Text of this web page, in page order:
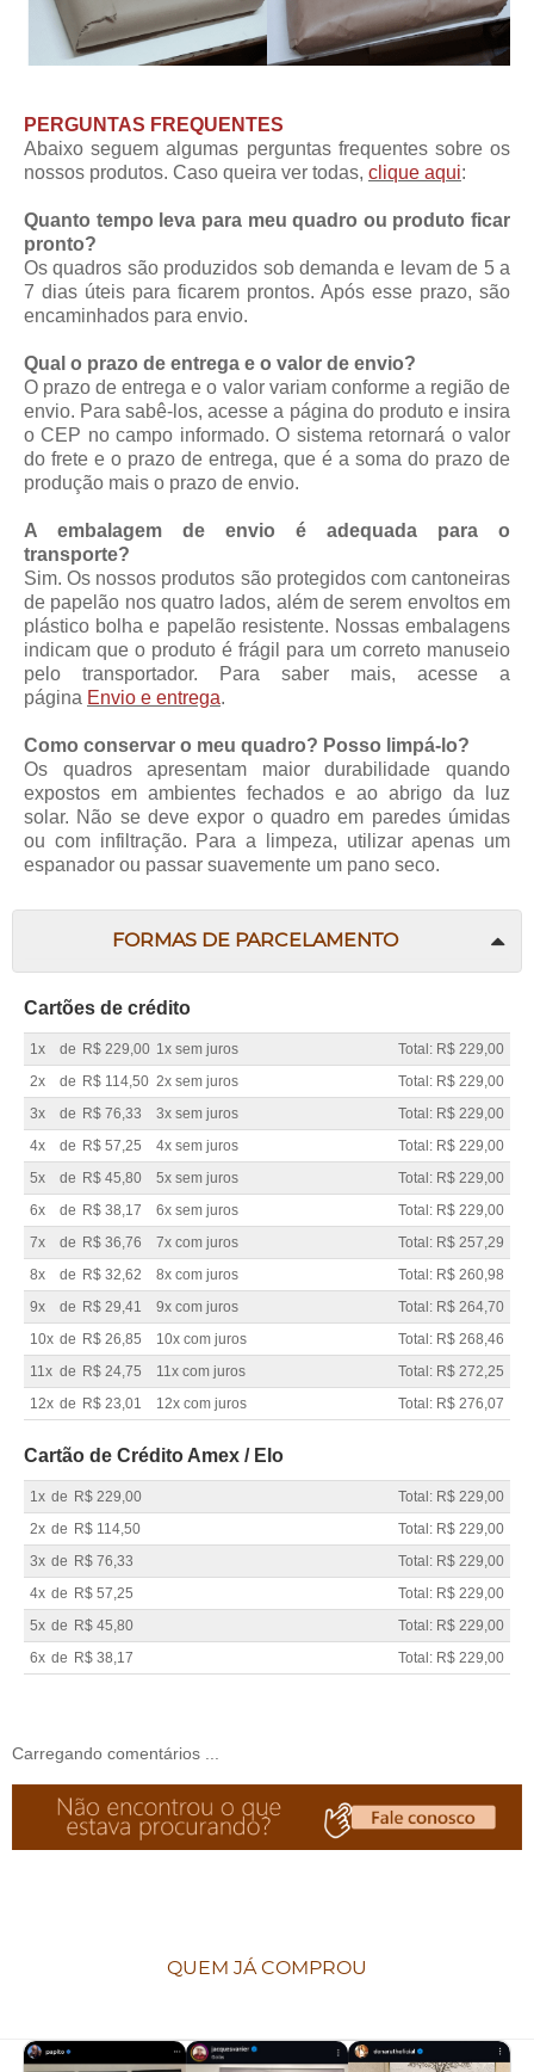
PERGUNTAS FREQUENTES
Abaixo seguem algumas perguntas frequentes sobre os
nossos produtos. Caso queira ver todas, clique aqui:
Quanto tempo leva para meu quadro ou produto ficar
pronto?
Os quadros são produzidos sob demanda e levam de 5 a
7 dias úteis para ficarem prontos. Após esse prazo, são
encaminhados para envio.
Qual o prazo de entrega e o valor de envio?
O prazo de entrega e o valor variam conforme a região de
envio. Para sabê-los, acesse a página do produto e insira
o CEP no campo informado. O sistema retornará o valor
do frete e o prazo de entrega, que é a soma do prazo de
produção mais o prazo de envio.
A embalagem de envio é adequada para o
transporte?
Sim. Os nossos produtos são protegidos com cantoneiras
de papelão nos quatro lados, além de serem envoltos em
plástico bolha e papelão resistente. Nossas embalagens
indicam que o produto é frágil para um correto manuseio
pelo transportador. Para saber mais, acesse a
página Envio e entrega.
Como conservar o meu quadro? Posso limpá-lo?
Os quadros apresentam maior durabilidade quando
expostos em ambientes fechados e ao abrigo da luz
solar. Não se deve expor o quadro em paredes úmidas
ou com infiltração. Para a limpeza, utilizar apenas um
espanador ou passar suavemente um pano seco.
FORMAS DE PARCELAMENTO
Cartões de crédito
1x de R$ 229,00 1x sem juros
Total: R$ 229,00
2x
de R$ 114,50 2x sem juros
Total: R$ 229,00
3x
de R$ 76,33 3x sem juros
Total: R$ 229,00
4x
de R$ 57,25 4x sem juros
Total: R$ 229,00
5x
de R$ 45,80 5x sem juros
Total: R$ 229,00
6x
de R$ 38,17 6x sem juros
Total: R$ 229,00
7x
de R$ 36,76 7x com juros
Total: R$ 257,29
8x
de R$ 32,62 8x com juros
Total: R$ 260,98
9x
de R$ 29,41 9x com juros
Total: R$ 264,70
10x de R$ 26,85 10x com juros
Total: R$ 268,46
11x de R$ 24,75 11x com juros
Total: R$ 272,25
12x de R$ 23,01 12x com juros Total: R$ 276,07
Cartão de Crédito Amex / Elo
1x de R$ 229,00
Total: R$ 229,00
2x de R$ 114,50
Total: R$ 229,00
3x de R$ 76,33
Total: R$ 229,00
4x de R$ 57,25
Total: R$ 229,00
5x de R$ 45,80
Total: R$ 229,00
6x de R$ 38,17 Total: R$ 229,00
Carregando comentários ...
QUEM JÁ COMPROU